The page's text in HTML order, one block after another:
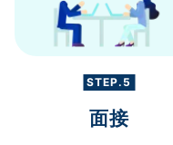
STEP.5
面接